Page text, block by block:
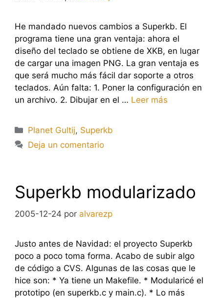
He mandado nuevos cambios a Superkb. El
programa tiene una gran ventaja: ahora el
diseño del teclado se obtiene de XKB, en lugar
de cargar una imagen PNG. La gran ventaja es
que será mucho más fácil dar soporte a otros
teclados. Aún falta: 1. Poner la configuración en
un archivo. 2. Dibujar en el … Leer más
Categorías
Planet Gultij, Superkb
Deja un comentario
Superkb modularizado
2005-12-24 por alvarezp
Justo antes de Navidad: el proyecto Superkb
poco a poco toma forma. Acabo de subir algo
de código a CVS. Algunas de las cosas que le
hice son: * Ya tiene un Makefile. * Modularicé el
prototipo (en superkb.c y main.c). * Lo más